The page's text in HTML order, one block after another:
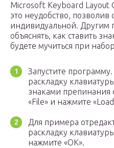
Microsoft Keyboard Layout
это неудобство, позволив
индивидуальной. Другим
объяснять, как ставить
будете мучиться при
Запустите
раскладку
знаками препинания
«File» и нажмите
Для примера
раскладку
нажмите «ОК».